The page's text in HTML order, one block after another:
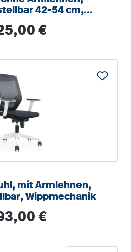
42-54 cm,
Preis:
€
mit Armlehnen,
Wippmechanik
Preis:
€